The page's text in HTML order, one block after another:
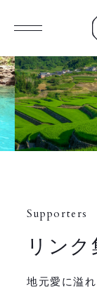
Supporters
リンク
地元愛に溢